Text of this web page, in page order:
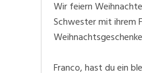
Wir feiern
Schwester mit ihrem
Franco, hast du ein